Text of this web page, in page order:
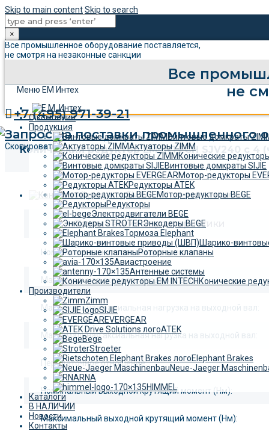
Skip to main contentSkip to search
×
Все промышленное оборудование поставляется,
не смотря на незаконные санкции
Все
не
+7 (495) 971-39-21
Скопировать
Меню ЕМ Интех
О компании
Продукция
Винтовые домкраты
Актуаторы ZIMM
Конические
Винтовые домкраты SIJIE
Мотор-редукторы
Редукторы ATEK
Мотор-редукторы BEGE
Редукторы
Электродвигатели BEGE
Энкодеры BEGE
Тормоза Elephant
Шарико-
Роторные клапаны
Авиастроение
Антенные системы
Конические
Производители
Zimm
SIJIE
EVERGEAR
ATEK
Bege
Stroeter
Elephant Brakes
Neue-Jaeger
RNA
HIMMEL
Каталоги
В НАЛИЧИИ
Новости
Контакты
Конический редуктор EM INTECH SJV240 с 4
Технические характеристики
Номинальная скорость входного вала:
Максимальная скорость входного вала:
Максимальная радиальная нагрузка на выходной вал:
Максимальная аксиальная нагрузка на выходной вал:
Передаточное отношение:
Номинальный выходной крутящий момент (Нм):
Максимальный выходной крутящий момент (Нм):